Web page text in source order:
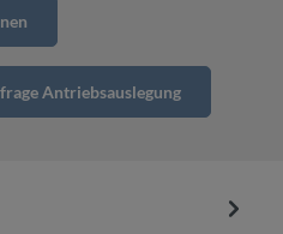
Antriebsauslegung